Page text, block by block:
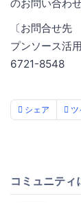
のお問い合わ
〔お問合せ
プンソース活
6721-8548
シェア ツ
コミュニティ